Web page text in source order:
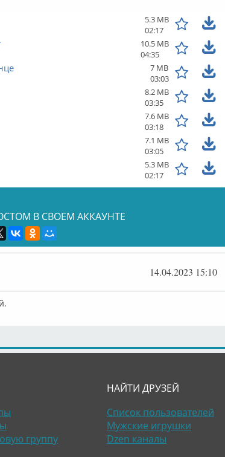
5.3 MB
02:17
10.5 MB
04:35
7 MB
03:03
8.2 MB
03:35
7.6 MB
03:18
7.1 MB
03:05
5.3 MB
02:17
В СВОЕМ АККАУНТЕ
14.04.2023 15:10
группу
НАЙТИ ДРУЗЕЙ
Список пользователей
Мужские игрушки
Dzen каналы